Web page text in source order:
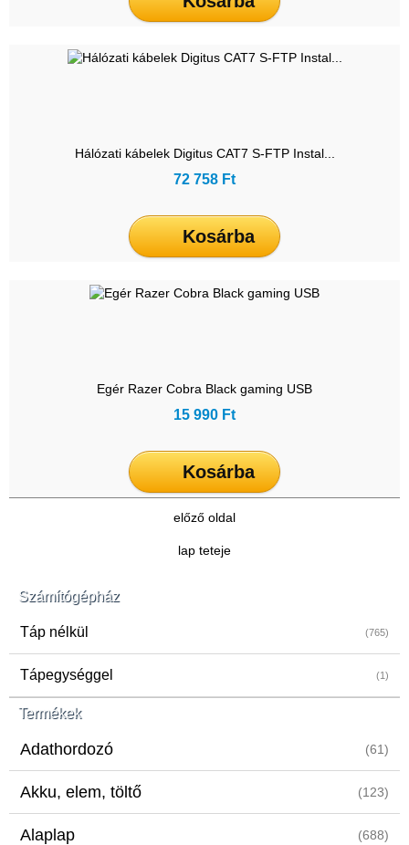
Számítógépház
Táp nélkül (765)
Tápegységgel (1)
Termékek
Adathordozó (61)
Akku, elem, töltő (123)
Alaplap (688)
Hálózati kábelek Digitus CAT7 S-FTP Instal...
72 758 Ft
Kosárba
Egér Razer Cobra Black gaming USB
15 990 Ft
Kosárba
előző oldal
lap teteje